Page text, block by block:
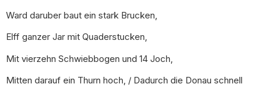
Ward daruber baut ein stark Brucken,
Elff ganzer Jar mit Quaderstucken,
Mit vierzehn Schwiebbogen und 14 Joch,
Mitten darauf ein Thurn hoch, / Dadurch die Donau schnell